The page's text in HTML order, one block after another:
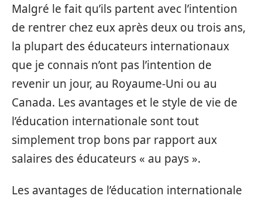
Malgré le fait qu’ils partent avec l’intention
de rentrer chez eux après deux ou trois ans,
la plupart des éducateurs internationaux
que je connais n’ont pas l’intention de
revenir un jour, au Royaume-Uni ou au
Canada. Les avantages et le style de vie de
l’éducation internationale sont tout
simplement trop bons par rapport aux
salaires des éducateurs « au pays ».
Les avantages de l’éducation internationale